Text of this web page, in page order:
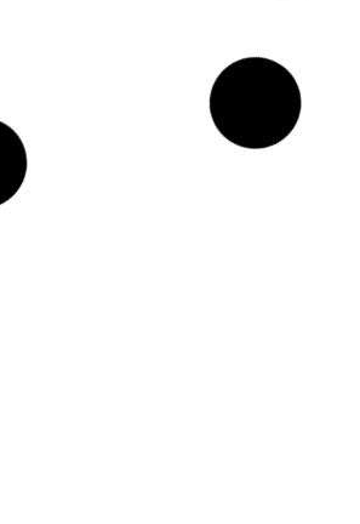
du travail de bureau
pour la plupart des
Notamment celles dont les
pas adaptées à ce
Cependant,
doivent être
de rassurer les salariés